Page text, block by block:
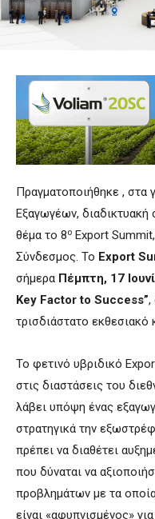
Πραγματοποιήθηκε , στα
Εξαγωγέων, διαδικτυακή
θέμα το 8ο Export
Σύνδεσμος. Το Export
σήμερα Πέμπτη, 17
Key Factor to Success”,
τρισδιάστατο
Το φετινό υβριδικό
στις διαστάσεις του
λάβει υπόψη ένας
στρατηγικά την
πρέπει να διαθέτει
που δύναται να
προβλημάτων με τα
είναι «αφυπνισμένος»